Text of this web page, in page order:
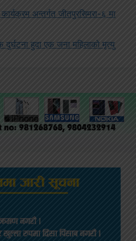
अन्तर्गत जीतपुरसिमरा-६ मा
दुर्घटना हुदा एक जना महिलाको मृत्यु